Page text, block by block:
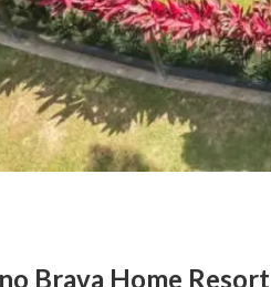
Brava Home Resort